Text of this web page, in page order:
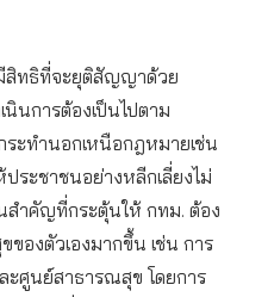
สิทธิที่จะยุติสัญญาด้วย
นินการต้องเป็นไปตาม
ะทำนอกเหนือกฎหมายเช่น
ระชาชนอย่างหลีกเลี่ยงไม่
สำคัญที่กระตุ้นให้ กทม. ต้อง
องตัวเองมากขึ้น เช่น การ
ะศูนย์สาธารณสุข โดยการ